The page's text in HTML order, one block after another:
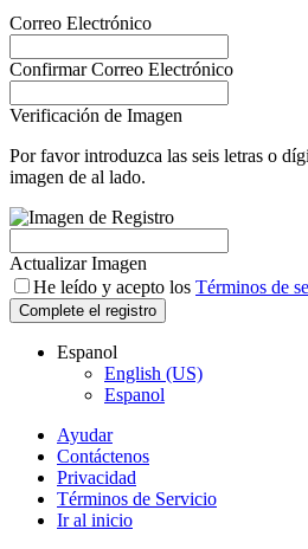
Correo Electrónico
Confirmar Correo Electrónico
Verificación de Imagen
Por favor introduzca las seis letras o
imagen de al lado.
Actualizar Imagen
He leído y acepto los Términos de
Complete el registro
Espanol
English (US)
Espanol
Ayudar
Contáctenos
Privacidad
Términos de Servicio
Ir al inicio